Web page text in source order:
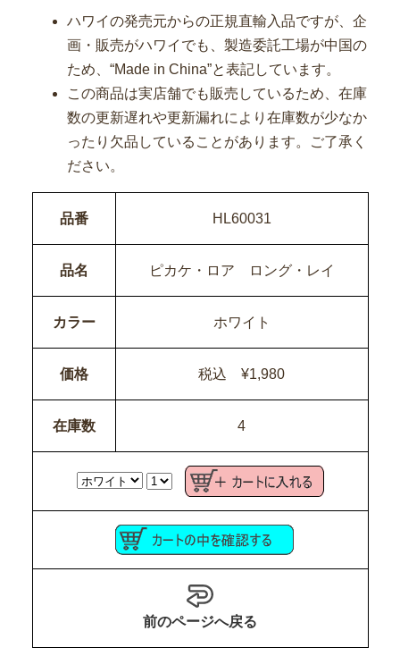
ハワイの発売元からの正規直輸入品ですが、企
画・販売がハワイでも、製造委託工場が中国の
ため、“Made in China”と表記しています。
この商品は実店舗でも販売しているため、在庫
数の更新遅れや更新漏れにより在庫数が少なか
ったり欠品していることがあります。ご了承く
ださい。
品番 HL60031
品名 ピカケ・ロア ロング・レイ
カラー ホワイト
価格 税込 ¥1,980
在庫数 4
前のページへ戻る